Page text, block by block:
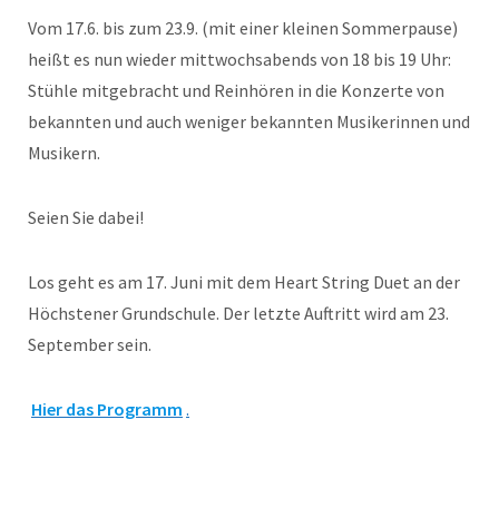
Vom 17.6. bis zum 23.9. (mit einer kleinen Sommerpause)
heißt es nun wieder mittwochsabends von 18 bis 19 Uhr:
Stühle mitgebracht und Reinhören in die Konzerte von
bekannten und auch weniger bekannten Musikerinnen und
Musikern.
Seien Sie dabei!
Los geht es am 17. Juni mit dem Heart String Duet an der
Höchstener Grundschule. Der letzte Auftritt wird am 23.
September sein.
Hier das Programm .